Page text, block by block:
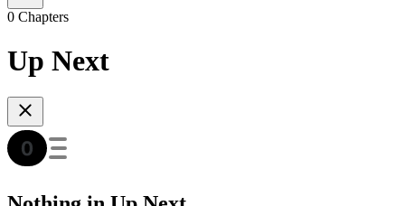
0 Chapters
Up Next